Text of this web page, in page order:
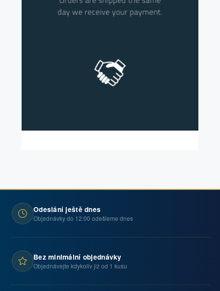
Odeslání ještě dnes
Objednávky do 12:00 odešleme dnes
Bez minimální objednávky
Objednávejte kdykoliv již od 1 kusu